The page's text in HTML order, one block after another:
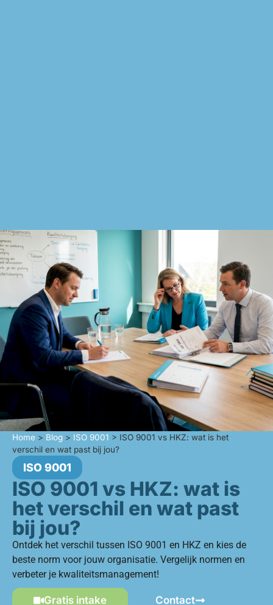
Home > Blog > ISO 9001 > ISO 9001 vs HKZ: wat is het
verschil en wat past bij jou?
ISO 9001
ISO 9001 vs HKZ: wat is
het verschil en wat past
bij jou?
Ontdek het verschil tussen ISO 9001 en HKZ en kies de
beste norm voor jouw organisatie. Vergelijk normen en
verbeter je kwaliteitsmanagement!
Gratis intake Contact